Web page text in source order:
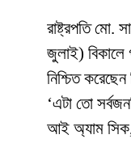
রাষ্ট্রপতি মো.
জুলাই) বিকালে
নিশ্চিত
‘এটা তো
আই অ্যাম